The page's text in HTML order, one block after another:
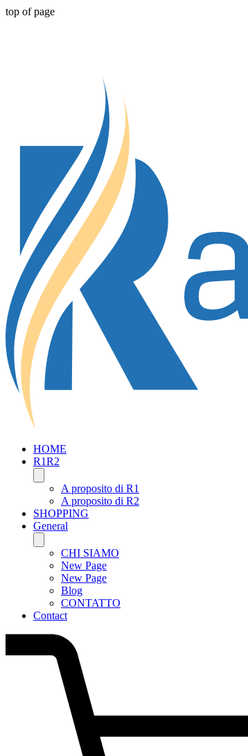
top of page
HOME
R1R2
A proposito di R1
A proposito di R2
SHOPPING
General
CHI SIAMO
New Page
New Page
Blog
CONTATTO
Contact